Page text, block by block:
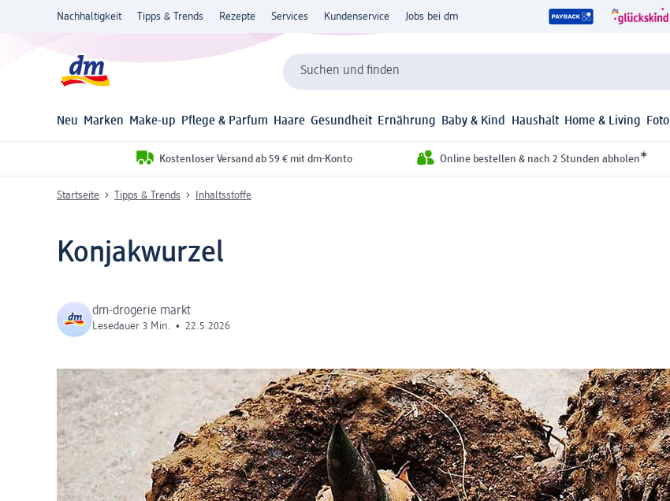
Nachhaltigkeit Tipps & Trends Rezepte Services Kundenservice Jobs bei dm
Suchen und finden
Neu Marken Make-up Pflege & Parfum Haare Gesundheit Ernährung Baby & Kind Haushalt Home & Living Foto
Kostenloser Versand ab 59 € mit dm-Konto Online bestellen & nach 2 Stunden abholen*
Startseite Tipps & Trends Inhaltsstoffe
Konjakwurzel
dm-drogerie markt
Lesedauer 3 Min. • 22.5.2026